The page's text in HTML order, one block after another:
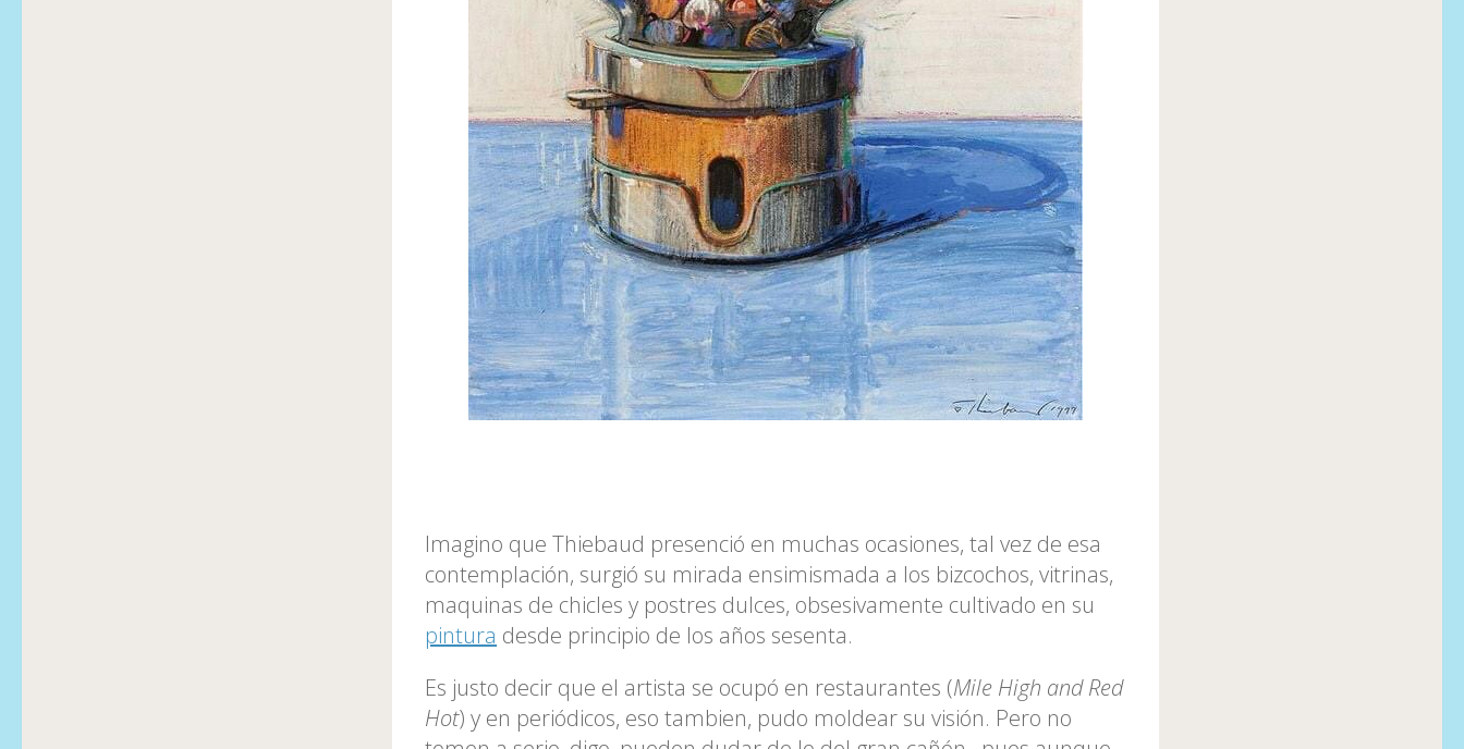
Imagino que Thiebaud presenció en muchas ocasiones, tal vez de esa
contemplación, surgió su mirada ensimismada a los bizcochos, vitrinas,
maquinas de chicles y postres dulces, obsesivamente cultivado en su
pintura desde principio de los años sesenta.
Es justo decir que el artista se ocupó en restaurantes (Mile High and Red
Hot) y en periódicos, eso tambien, pudo moldear su visión. Pero no